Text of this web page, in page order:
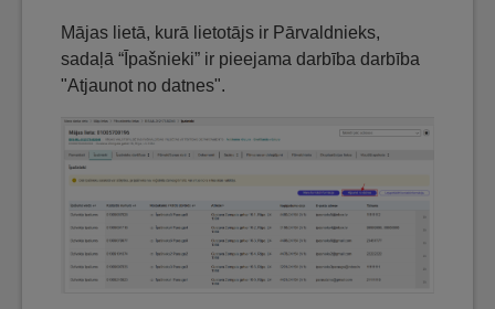
Mājas lietā, kurā lietotājs ir Pārvaldnieks,
sadaļā “Īpašnieki” ir pieejama darbība darbība
"Atjaunot no datnes".